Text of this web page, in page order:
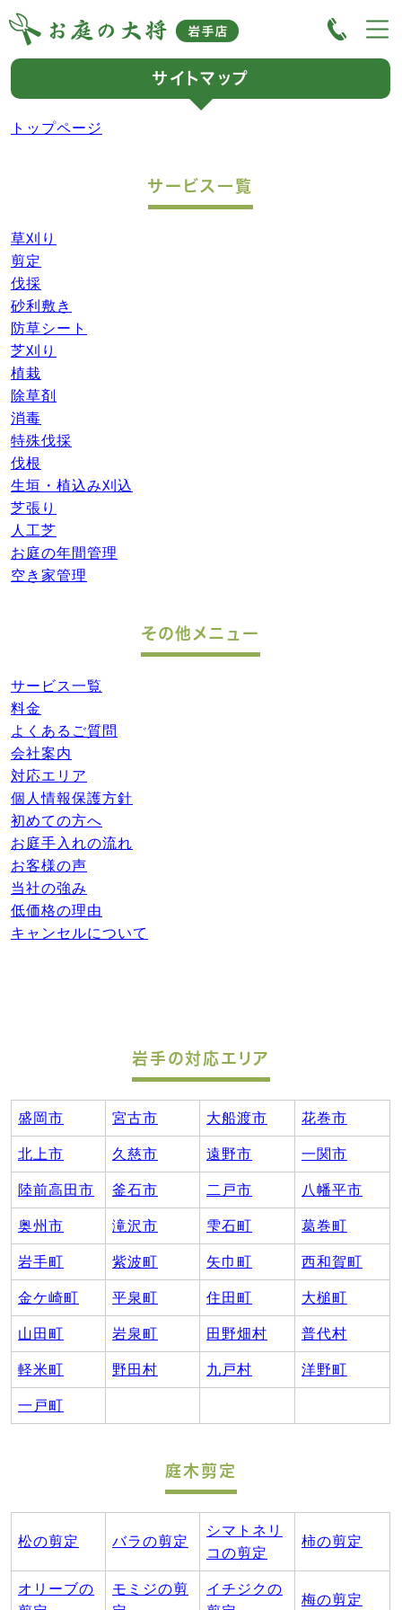
サイトマップ
トップページ
サービス一覧
草刈り
剪定
伐採
砂利敷き
防草シート
芝刈り
植栽
除草剤
消毒
特殊伐採
伐根
生垣・植込み刈込
芝張り
人工芝
お庭の年間管理
空き家管理
その他メニュー
サービス一覧
料金
よくあるご質問
会社案内
対応エリア
個人情報保護方針
初めての方へ
お庭手入れの流れ
お客様の声
当社の強み
低価格の理由
キャンセルについて
岩手の対応エリア
盛岡市 宮古市 大船渡市 花巻市
北上市 久慈市 遠野市 一関市
陸前高田市 釜石市 二戸市 八幡平市
奥州市 滝沢市 雫石町 葛巻町
岩手町 紫波町 矢巾町 西和賀町
金ケ崎町 平泉町 住田町 大槌町
山田町 岩泉町 田野畑村 普代村
軽米町 野田村 九戸村 洋野町
一戸町
庭木剪定
松の剪定 バラの剪定
シマトネリ
コの剪定
柿の剪定
オリーブの
モミジの剪
イチジクの
梅の剪定